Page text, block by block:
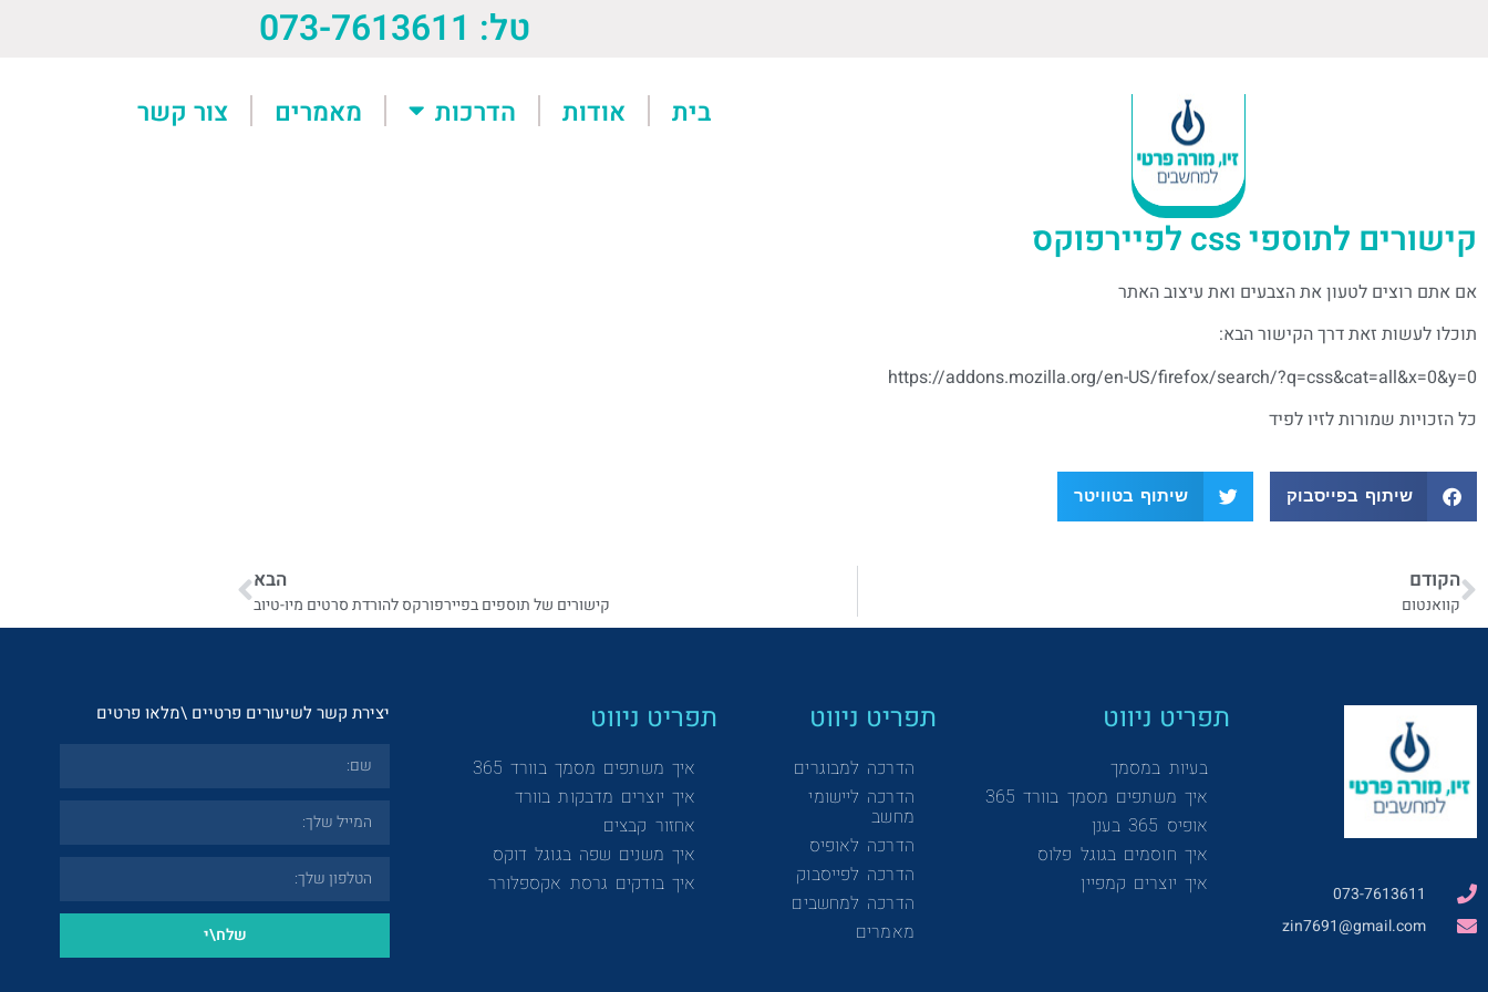
טל: 073-7613611
בית אודות הדרכות מאמרים צור קשר
קישורים לתוספי css לפיירפוקס
אם אתם רוצים לטעון את הצבעים ואת עיצוב האתר
תוכלו לעשות זאת דרך הקישור הבא:
https://addons.mozilla.org/en-US/firefox/search/?q=css&cat=all&x=0&y=0
כל הזכויות שמורות לזיו לפיד
שיתוף בפייסבוק שיתוף בטוויטר
הקודם
קוואנטום
הבא
קישורים של תוספים בפיירפורקס להורדת סרטים מיו-טיוב
073-7613611
zin7691@gmail.com
תפריט ניווט
בעיות במסמך
איך משתפים מסמך בוורד 365
אופיס 365 בענן
איך חוסמים בגוגל פלוס
איך יוצרים קמפיין
תפריט ניווט
הדרכה למבוגרים
הדרכה ליישומי
מחשב
הדרכה לאופיס
הדרכה לפייסבוק
הדרכה למחשבים
מאמרים
תפריט ניווט
איך משתפים מסמך בוורד 365
איך יוצרים מדבקות בוורד
אחזור קבצים
איך משנים שפה בגוגל דוקס
איך בודקים גרסת אקספלורר
יצירת קשר לשיעורים פרטיים \מלאו פרטים
שלח\י